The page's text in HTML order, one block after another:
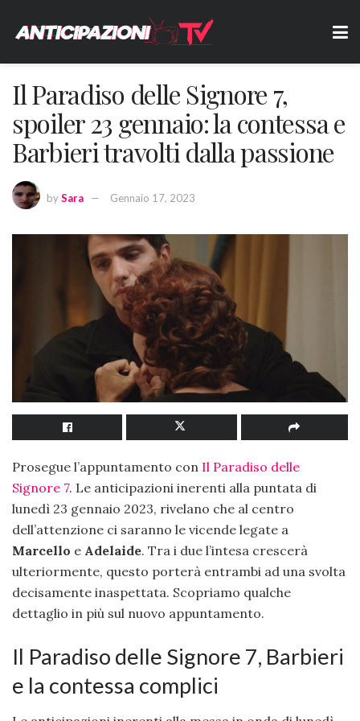
Il Paradiso delle Signore 7,
spoiler 23 gennaio: la contessa e
Barbieri travolti dalla passione
bySara Gennaio 17, 2023
Prosegue l’appuntamento con Il Paradiso delle
Signore 7. Le anticipazioni inerenti alla puntata di
lunedì 23 gennaio 2023, rivelano che al centro
dell’attenzione ci saranno le vicende legate a
Marcello e Adelaide. Tra i due l’intesa crescerà
ulteriormente, questo porterà entrambi ad una svolta
decisamente inaspettata. Scopriamo qualche
dettaglio in più sul nuovo appuntamento.
Il Paradiso delle Signore 7, Barbieri
e la contessa complici